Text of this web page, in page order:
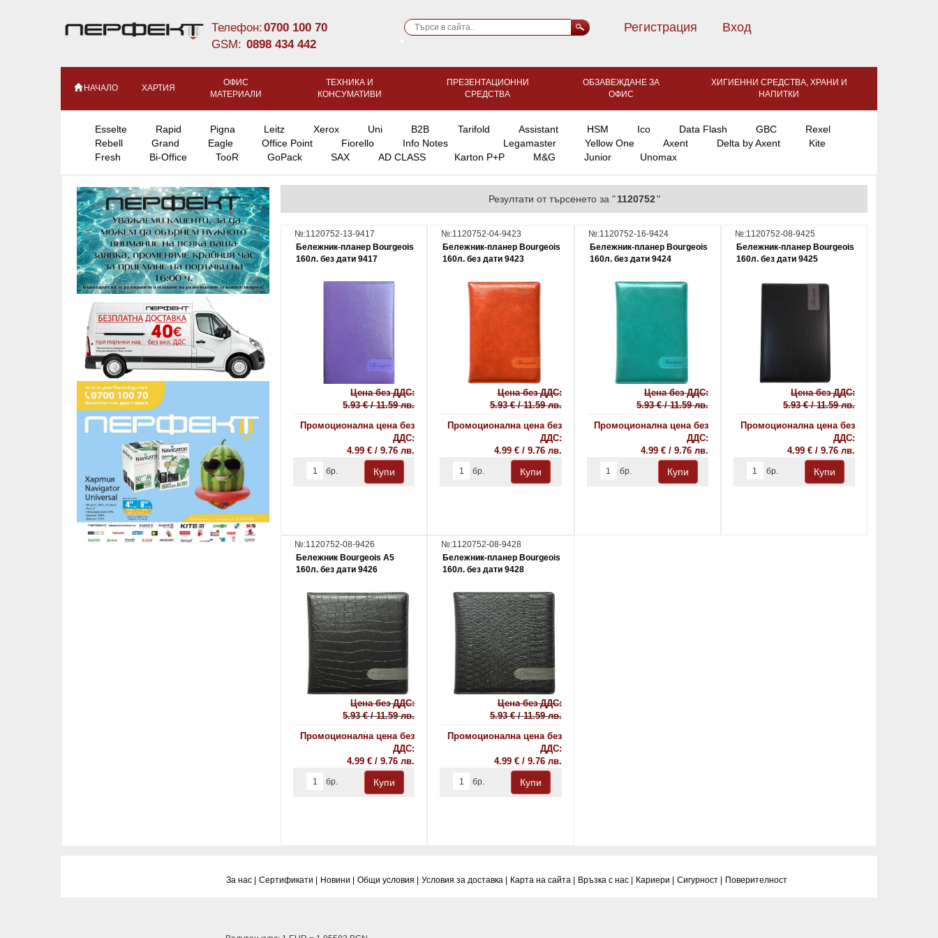
Телефон:0700 100 70
GSM: 0898 434 442
Регистрация Вход
НАЧАЛО ХАРТИЯ
ОФИС
МАТЕРИАЛИ
ТЕХНИКА И
КОНСУМАТИВИ
ПРЕЗЕНТАЦИОННИ
СРЕДСТВА
ОБЗАВЕЖДАНЕ ЗА
ОФИС
ХИГИЕННИ СРЕДСТВА, ХРАНИ И
НАПИТКИ
Esselte Rapid Pigna Leitz Xerox Uni B2B Tarifold Assistant HSM Ico Data Flash GBC
Rexel
Rebell
Grand Eagle Office Point Fiorello Info Notes Legamaster Yellow One Axent Delta by Axent
Kite
Fresh
Bi-Office TooR GoPack SAX AD CLASS Karton P+P M&G Junior Unomax
Резултати от търсенето за " 1120752"
№:1120752-13-9417
Бележник-планер Bourgeois
160л. без дати 9417
Цена без ДДС:
5.93 € / 11.59 лв.
Промоционална цена без
ДДС:
4.99 € / 9.76 лв.
бр.
№:1120752-04-9423
Бележник-планер Bourgeois
160л. без дати 9423
Цена без ДДС:
5.93 € / 11.59 лв.
Промоционална цена без
ДДС:
4.99 € / 9.76 лв.
бр.
№:1120752-16-9424
Бележник-планер Bourgeois
160л. без дати 9424
Цена без ДДС:
5.93 € / 11.59 лв.
Промоционална цена без
ДДС:
4.99 € / 9.76 лв.
бр.
№:1120752-08-9425
Бележник-планер Bourgeois
160л. без дати 9425
Цена без ДДС:
5.93 € / 11.59 лв.
Промоционална цена без
ДДС:
4.99 € / 9.76 лв.
бр.
№:1120752-08-9426
Бележник Bourgeois А5
160л. без дати 9426
Цена без ДДС:
5.93 € / 11.59 лв.
Промоционална цена без
ДДС:
4.99 € / 9.76 лв.
бр.
№:1120752-08-9428
Бележник-планер Bourgeois
160л. без дати 9428
Цена без ДДС:
5.93 € / 11.59 лв.
Промоционална цена без
ДДС:
4.99 € / 9.76 лв.
бр.
За нас | Сертификати | Новини | Общи условия | Условия за доставка | Карта на сайта | Връзка с нас | Кариери | Сигурност | Поверитeлност